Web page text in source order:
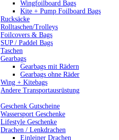
Wingfoilboard Bags
Kite + Pump Foilboard Bags
Rucksäcke
Rolltaschen/Trolleys
Foilcovers & Bags
SUP / Paddel Bags
Taschen
Gearbags
Gearbags mit Rädern
Gearbags ohne Räder
Wing + Kitebags
Andere Transportausrüstung
Geschenk Gutscheine
Wassersport Geschenke
Lifestyle Geschenke
Drachen / Lenkdrachen
Einleiner Drachen